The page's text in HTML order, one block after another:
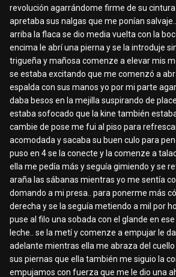
revolución agarrándome firme de su
apretaba sus nalgas que me ponían
arriba la flaca se dio media vuelta con la
encima le abrí una pierna y se la introduje
trigueña y mañosa comenze a elevar mis
se estaba excitando que me comenzó a
espalda con sus manos yo por mi parte
daba besos en la mejilla suspirando de
estaba sofocado que la kine también
cambie de pose me fui al piso para
acomodada y sacaba su buen culo para
puso en 4 se la conecte y la comenze a
ella me pedía más y seguía gimiendo y se
araña las sábanas mientras yo me sentía
domando a mi presa.. para ponerme más
derecha y se la seguía metiendo a mil por
puse al filo una sobada con el glande en
leche.. se la metí y comenze a empujar le
adelante mientras ella me abraza del
sus piernas que ella también me siguio la
empujamos con fuerza que me le dio una